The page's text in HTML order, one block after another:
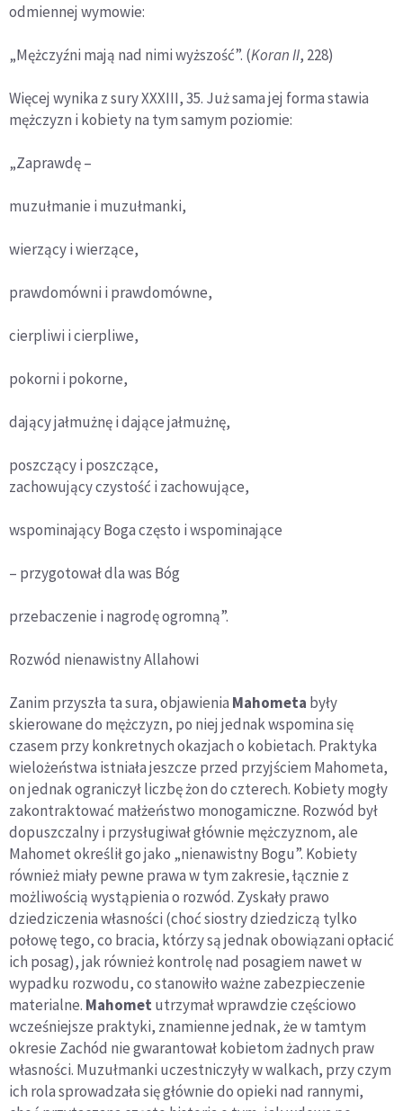
odmiennej wymowie:
„Mężczyźni mają nad nimi wyższość”. (Koran II, 228)
Więcej wynika z sury XXXIII, 35. Już sama jej forma stawia
mężczyzn i kobiety na tym samym poziomie:
„Zaprawdę –
muzułmanie i muzułmanki,
wierzący i wierzące,
prawdomówni i prawdomówne,
cierpliwi i cierpliwe,
pokorni i pokorne,
dający jałmużnę i dające jałmużnę,
poszczący i poszczące,
zachowujący czystość i zachowujące,
wspominający Boga często i wspominające
– przygotował dla was Bóg
przebaczenie i nagrodę ogromną”.
Rozwód nienawistny Allahowi
Zanim przyszła ta sura, objawienia Mahometa były
skierowane do mężczyzn, po niej jednak wspomina się
czasem przy konkretnych okazjach o kobietach. Praktyka
wielożeństwa istniała jeszcze przed przyjściem Mahometa,
on jednak ograniczył liczbę żon do czterech. Kobiety mogły
zakontraktować małżeństwo monogamiczne. Rozwód był
dopuszczalny i przysługiwał głównie mężczyznom, ale
Mahomet określił go jako „nienawistny Bogu”. Kobiety
również miały pewne prawa w tym zakresie, łącznie z
możliwością wystąpienia o rozwód. Zyskały prawo
dziedziczenia własności (choć siostry dziedziczą tylko
połowę tego, co bracia, którzy są jednak obowiązani opłacić
ich posag), jak również kontrolę nad posagiem nawet w
wypadku rozwodu, co stanowiło ważne zabezpieczenie
materialne. Mahomet utrzymał wprawdzie częściowo
wcześniejsze praktyki, znamienne jednak, że w tamtym
okresie Zachód nie gwarantował kobietom żadnych praw
własności. Muzułmanki uczestniczyły w walkach, przy czym
ich rola sprowadzała się głównie do opieki nad rannymi,